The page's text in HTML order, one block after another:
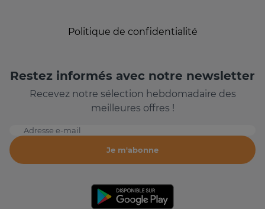
Politique de confidentialité
Restez informés avec notre newsletter
Recevez notre sélection hebdomadaire des
meilleures offres !
Adresse e-mail
Je m'abonne